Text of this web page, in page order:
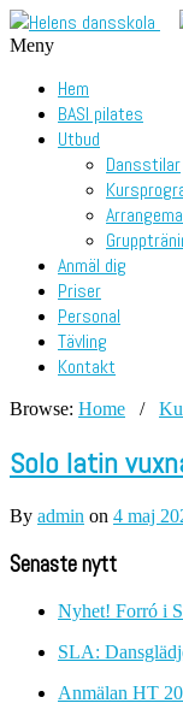
Meny
Hem
BASI pilates
Utbud
Dansstilar
Anmäl dig
Priser
Personal
Tävling
Kontakt
Browse: Home /
Solo latin
By admin on 4 maj
Senaste nytt
Nyhet! Forró i
SLA:
Anmälan HT